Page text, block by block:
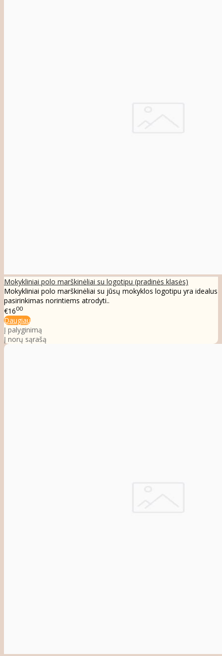
Mokykliniai polo marškinėliai su logotipu (pradinės klasės)
Mokykliniai polo marškinėliai su jūsų mokyklos logotipu yra idealus
pasirinkimas norintiems atrodyti..
€1600
Daugiau
Į palyginimą
Į norų sąrašą